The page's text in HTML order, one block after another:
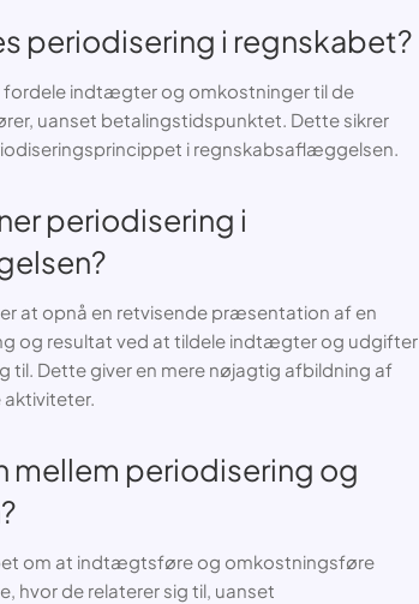
periodisering i regnskabet?
fordele indtægter og omkostninger til de
uanset betalingstidspunktet. Dette sikrer
i regnskabsaflæggelsen.
periodisering i
at opnå en retvisende præsentation af en
og resultat ved at tildele indtægter og udgifter
til. Dette giver en mere nøjagtig afbildning af
mellem periodisering og
om at indtægtsføre og omkostningsføre
hvor de relaterer sig til, uanset